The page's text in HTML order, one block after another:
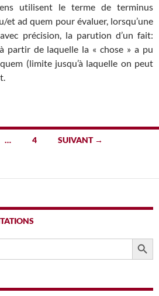
utilisent le terme de terminus
et ad quem pour évaluer, lorsqu’une
précision, la parution d’un fait:
partir de laquelle la « chose » a pu
(limite jusqu’à laquelle on peut
… 4 SUIVANT →
SEARCH